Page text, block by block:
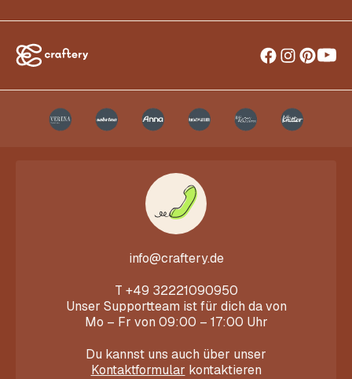
info@craftery.de
T +49 32221090950
Unser Supportteam ist für dich da von
Mo – Fr von 09:00 – 17:00 Uhr
Du kannst uns auch über unser
Kontaktformular kontaktieren